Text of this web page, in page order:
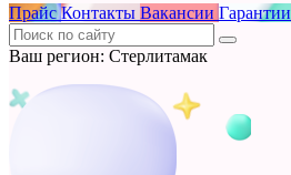
Прайс Контакты Вакансии Гарантии
Ваш регион: Стерлитамак